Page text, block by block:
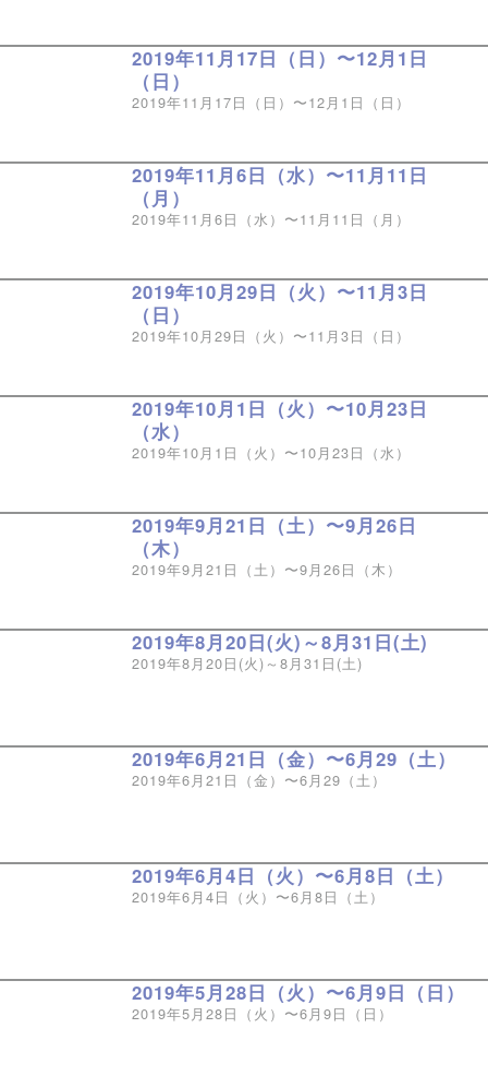
2019年11月17日（日）〜12月1日
（日）
2019年11月17日（日）〜12月1日（日）
2019年11月6日（水）〜11月11日
（月）
2019年11月6日（水）〜11月11日（月）
2019年10月29日（火）〜11月3日
（日）
2019年10月29日（火）〜11月3日（日）
2019年10月1日（火）〜10月23日
（水）
2019年10月1日（火）〜10月23日（水）
2019年9月21日（土）〜9月26日
（木）
2019年9月21日（土）〜9月26日（木）
2019年8月20日(火)～8月31日(土)
2019年8月20日(火)～8月31日(土)
2019年6月21日（金）〜6月29（土）
2019年6月21日（金）〜6月29（土）
2019年6月4日（火）〜6月8日（土）
2019年6月4日（火）〜6月8日（土）
2019年5月28日（火）〜6月9日（日）
2019年5月28日（火）〜6月9日（日）